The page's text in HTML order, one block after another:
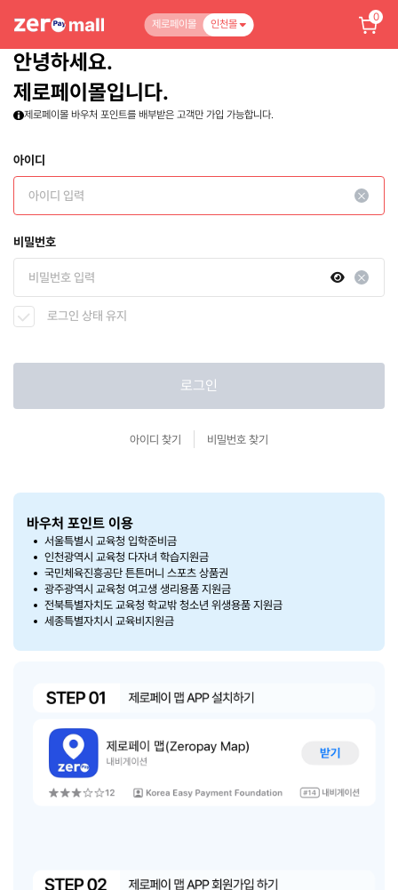
제로페이몰 인천몰
0
안녕하세요.
제로페이몰입니다.
제로페이몰 바우처 포인트를 배부받은 고객만 가입 가능합니다.
아이디
비밀번호
로그인 상태 유지
로그인
아이디 찾기 비밀번호 찾기
바우처 포인트 이용
서울특별시 교육청 입학준비금
인천광역시 교육청 다자녀 학습지원금
국민체육진흥공단 튼튼머니 스포츠 상품권
광주광역시 교육청 여고생 생리용품 지원금
전북특별자치도 교육청 학교밖 청소년 위생용품 지원금
세종특별자치시 교육비지원금